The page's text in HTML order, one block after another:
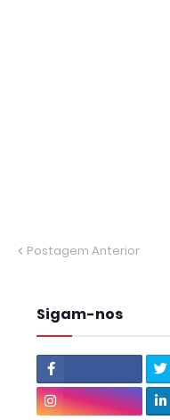
Postagem Anterior
Sigam-nos